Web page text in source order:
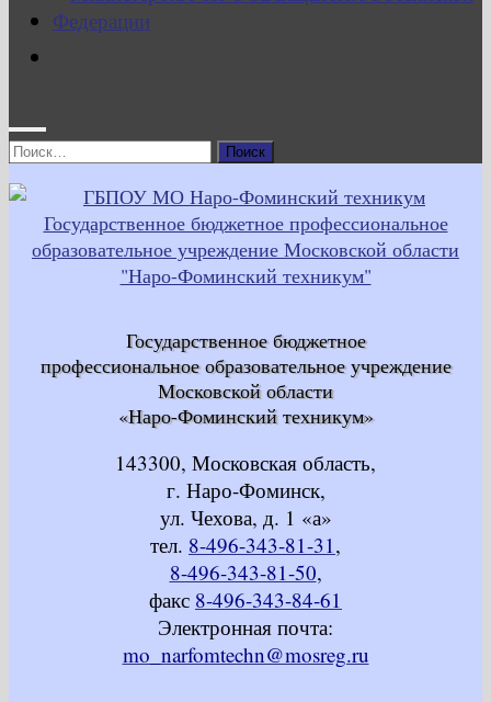
Найти:
Государственное бюджетное
профессиональное образовательное учреждение
Московской области
«Наро-Фоминский техникум»
143300, Московская область,
г. Наро-Фоминск,
ул. Чехова, д. 1 «а»
тел. 8-496-343-81-31,
8-496-343-81-50,
факс 8-496-343-84-61
Электронная почта:
mo_narfomtechn@mosreg.ru